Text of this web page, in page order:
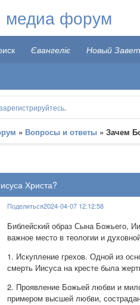
медиа форум
Євангеліє Новый Завет
зарегистрируйтесь.
» Вопросы и ответы »Зачем
Христа?
Поделиться2024-04-07 12:12:58
Библейский образ Сына Божьего,
важное место в теологии и
1. Искупление грехов. Одной из
смерть Иисуса на кресте была
2. Проявление Божьей любви и
примером высшей любви,